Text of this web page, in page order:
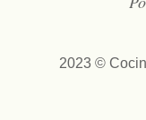
2023 ©